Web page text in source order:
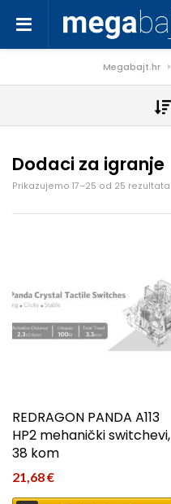
Megabajt.hr
Dodaci za igranje
Prikazujemo 17–25 od 25 rezultata
REDRAGON PANDA A113
HP2 mehanički switchevi,
38 kom
21,68€